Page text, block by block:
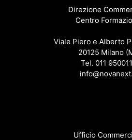
Direzione
Centro
Viale Piero e Alberto
20125 Milano
Tel. 011
Ufficio